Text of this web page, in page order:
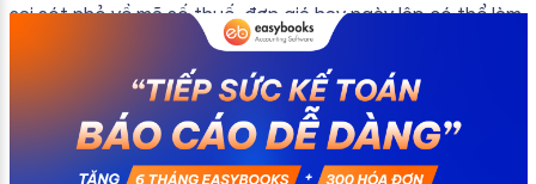
sai sót nhỏ về mã số thuế, đơn giá hay ngày lập có thể làm
ảnh hưởng đến quá trình quyết toán thuế của bạn. Kế
toán có thể tham khảo […]